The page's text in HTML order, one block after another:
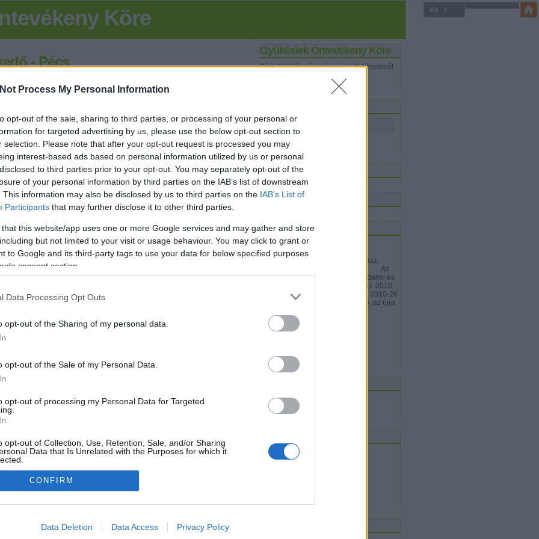
Process My Personal Information
opt-out of the sale, sharing to third parties, or processing of your personal or
for targeted advertising by us, please use the below opt-out section to
selection. Please note that after your opt-out request is processed you may
interest-based ads based on personal information utilized by us or personal
to third parties prior to your opt-out. You may separately opt-out of the
of your personal information by third parties on the IAB’s list of downstream
This information may also be disclosed by us to third parties on the IAB’s List of
Participants that may further disclose it to other third parties.
that this website/app uses one or more Google services and may gather and store
but not limited to your visit or usage behaviour. You may click to grant or
to Google and its third-party tags to use your data for below specified purposes
consent section.
Data Processing Opt Outs
opt-out of the Sharing of my personal data.
opt-out of the Sale of my Personal Data.
opt-out of processing my Personal Data for Targeted
opt-out of Collection, Use, Retention, Sale, and/or Sharing
Data that Is Unrelated with the Purposes for which it
allow Google to enable storage related to advertising like cookies on
CONFIRM
Data Deletion Data Access Privacy Policy
Köre
Gyükésiek Öntevékeny Köre
Pécs Gyükés városrészének történeteiről
Friss topikok
Linkblog
Blogajánló
Dávid Ferenc közgazdász: Három
rendszerváltás
Dá Dávid Ferenc közgazdász,
politikus szakmai pályafutása? 2. Az
1989-91-es rendszerváltás társadalmi és
gazdasági tanulságai? 3. 1991-2010
közötti időszak tanulságai? 4. 2010-26
gazdasági öröksége? 5. 2026: az újra
indulás lehetősége? 6. Van-e…
tothzoltan.blog.hu
2009 november
Tovább ...
RSS 2.0
- Pécs
Külváros(Piricsizma, Gyükés, Rogóder, Diós) nyerte nagy
a Város vetélkedő döntőjét 2009 november 21-én délután a
Vasas-Hird capatával holtversenyben vezetett
Ekkor szegődött a nyomunkba Üszög csapata, melyet fej-fej
megelőznünk.
a bíztatást és csapat támogatását.
Tetszik 0
id/1544433
tartalomnak minősülnek, értük a szolgáltatás technikai
Részletek a
SÜTI BEÁLLÍTÁSOK MÓDOSÍTÁSA